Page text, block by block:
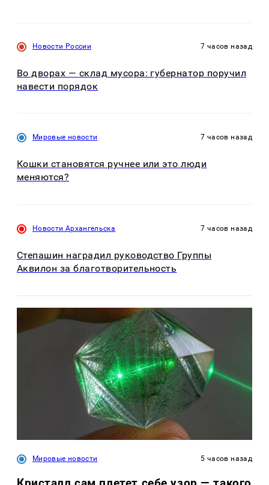
Новости России 7 часов назад
Во дворах — склад мусора: губернатор поручил
навести порядок
Мировые новости 7 часов назад
Кошки становятся ручнее или это люди
меняются?
Новости Архангельска 7 часов назад
Степашин наградил руководство Группы
Аквилон за благотворительность
Мировые новости 5 часов назад